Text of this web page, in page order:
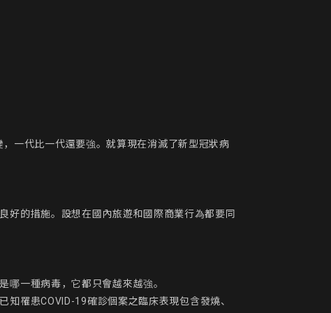
一代比一代還要強。就算現在消滅了新型冠狀病
好的措施。設想在國內旅遊和國際商業行為都要同
哪一種病毒，它都只會越來越強。
罹患COVID-19確診個案之臨床表現包含發燒、